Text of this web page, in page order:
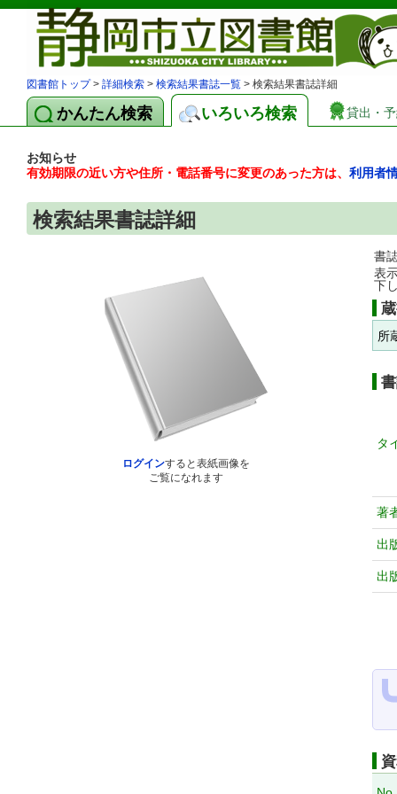
図書館トップ> 詳細検索 > 検索結果書誌一覧 > 検索結果書誌詳細
かんたん検索 いろいろ検索 貸出・
お知らせ
有効期限の近い方や住所・電話番号に変更のあった方は、 利用者
検索結果書誌詳細
ログインすると表紙画像を
ご覧になれます
書
表
下
所
タ
著
出
出